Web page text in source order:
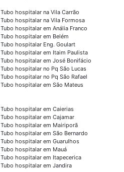
Tubo hospitalar na Vila Carrão
Tubo hospitalar na Vila Formosa
Tubo hospitalar em Anália Franco
Tubo hospitalar em Belém
Tubo hospitalar Eng. Goulart
Tubo hospitalar em Itaim Paulista
Tubo hospitalar em José Bonifácio
Tubo hospitalar no Pq São Lucas
Tubo hospitalar no Pq São Rafael
Tubo hospitalar em São Mateus
Tubo hospitalar em Caierias
Tubo hospitalar em Cajamar
Tubo hospitalar em Mairiporã
Tubo hospitalar em São Bernardo
Tubo hospitalar em Guarulhos
Tubo hospitalar em Mauá
Tubo hospitalar em Itapecerica
Tubo hospitalar em Jandira